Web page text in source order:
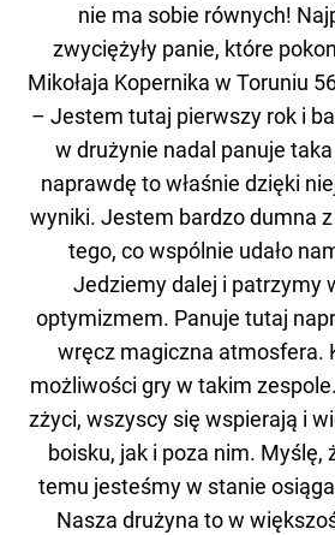
nie ma sobie równych!
zwyciężyły panie, które
Mikołaja Kopernika w Toruniu
– Jestem tutaj pierwszy rok i
w drużynie nadal panuje
naprawdę to właśnie dzięki
wyniki. Jestem bardzo dumna z
tego, co wspólnie udało
Jedziemy dalej i patrzymy
optymizmem. Panuje tutaj
wręcz magiczna atmosfera.
możliwości gry w takim
zżyci, wszyscy się wspierają i
boisku, jak i poza nim. Myślę,
temu jesteśmy w stanie
Nasza drużyna to w